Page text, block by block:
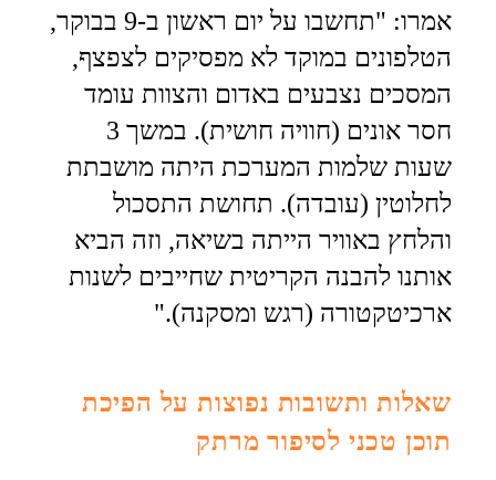
אמרו: "תחשבו על יום ראשון ב-9 בבוקר,
הטלפונים במוקד לא מפסיקים לצפצף,
המסכים נצבעים באדום והצוות עומד
חסר אונים (חוויה חושית). במשך 3
שעות שלמות המערכת היתה מושבתת
לחלוטין (עובדה). תחושת התסכול
והלחץ באוויר הייתה בשיאה, וזה הביא
אותנו להבנה הקריטית שחייבים לשנות
ארכיטקטורה (רגש ומסקנה)."
שאלות ותשובות נפוצות על הפיכת
תוכן טכני לסיפור מרתק